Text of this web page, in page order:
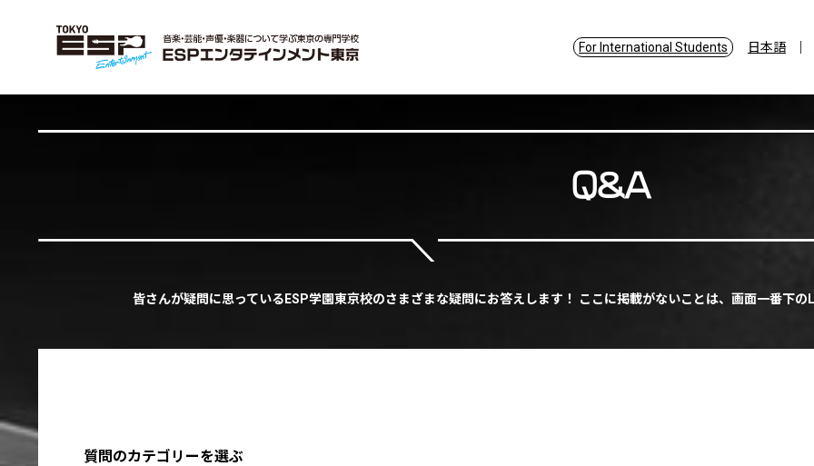
For International Students 日本語
Q&A
皆さんが疑問に思っているESP学園東京校のさまざまな疑問にお答えします！ ここに掲載がないことは、画面一番下
質問のカテゴリーを選ぶ